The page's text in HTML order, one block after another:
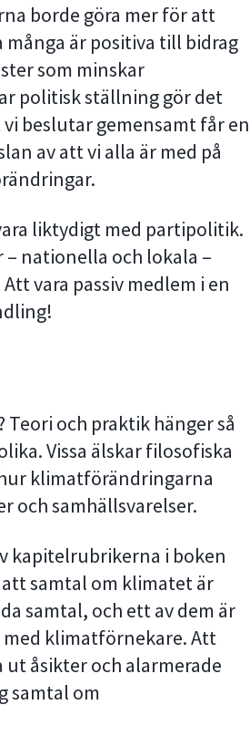
borde göra mer för att
är positiva till bidrag
som minskar
politisk ställning gör det
beslutar gemensamt får en
av att vi alla är med på
liktydigt med partipolitik.
nationella och lokala –
vara passiv medlem i en
och praktik hänger så
Vissa älskar filosofiska
klimatförändringarna
och samhällsvarelser.
kapitelrubrikerna i boken
samtal om klimatet är
samtal, och ett av dem är
klimatförnekare. Att
åsikter och alarmerade
samtal om